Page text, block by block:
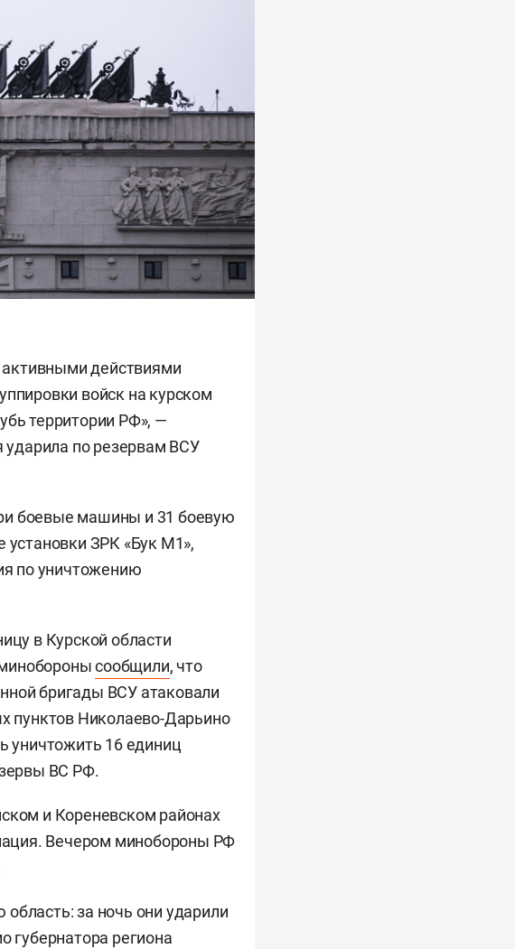
активными действиями
войск на курском
территории РФ», —
ударила по резервам ВСУ
боевые машины и 31 боевую
ЗРК «Бук М1»,
по уничтожению
в Курской области
миноборонысообщили, что
бригады ВСУ атаковали
пунктов Николаево-Дарьино
уничтожить 16 единиц
ВС РФ.
и Кореневском районах
Вечером минобороны РФ
за ночь они ударили
губернатора региона